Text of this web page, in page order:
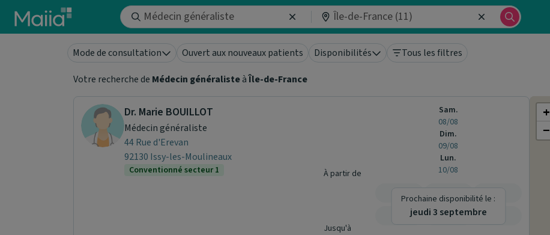
Aller au contenu principal
Mode de consultation Ouvert aux nouveaux patients Disponibilités
Tous les filtres
Votre recherche de Médecin généralisteàÎle-de-France
Dr. Marie BOUILLOT
Médecin généraliste
44 Rue d'Erevan
92130 Issy-les-Moulineaux
Conventionné secteur 1 À partir de
Jusqu'à
Sam.
08/08
Dim.
09/08
Lun.
10/08
-
Prochaine disponibilité le :
jeudi 3 septembre
+
−